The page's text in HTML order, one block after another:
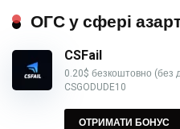
ОГС у сфері
CSFail
0.20$ безкоштовно (без
CSGODUDE10
ОТРИМАТИ БОНУС